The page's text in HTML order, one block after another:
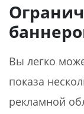
Вы легко
показа
рекламной